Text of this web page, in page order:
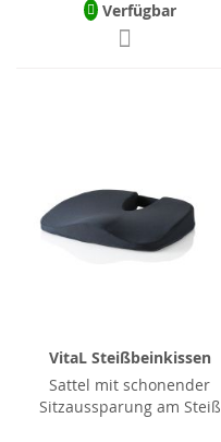
Verfügbar
VitaL Steißbeinkissen
Sattel mit schonender
Sitzaussparung am Steiß